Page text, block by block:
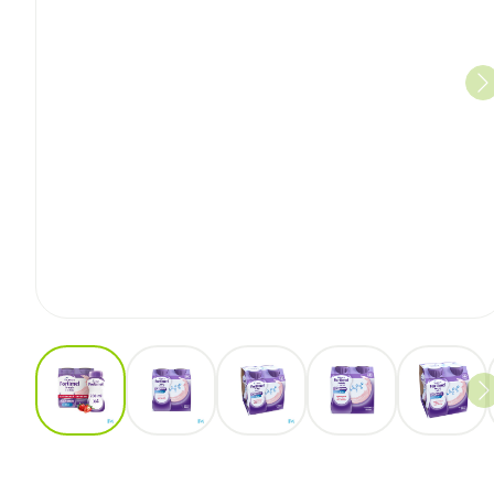
View larger image View largerView